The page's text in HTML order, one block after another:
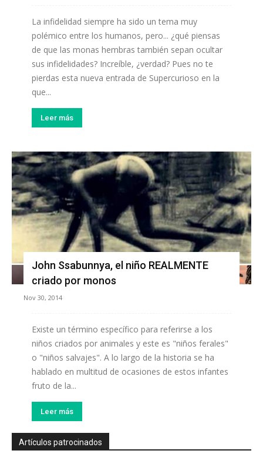
La infidelidad siempre ha sido un tema muy
polémico entre los humanos, pero... ¿qué piensas
de que las monas hembras también sepan ocultar
sus infidelidades? Increíble, ¿verdad? Pues no te
pierdas esta nueva entrada de Supercurioso en la
que...
Leer más
John Ssabunnya, el niño REALMENTE
criado por monos
Nov 30, 2014
Existe un término específico para referirse a los
niños criados por animales y este es "niños ferales"
o "niños salvajes". A lo largo de la historia se ha
hablado en multitud de ocasiones de estos infantes
fruto de la...
Leer más
Artículos patrocinados